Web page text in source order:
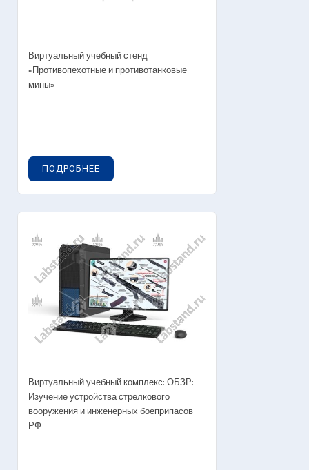
Виртуальный учебный стенд
«Противопехотные и противотанковые
мины»
ПОДРОБНЕЕ
Виртуальный учебный комплекс: ОБЗР:
Изучение устройства стрелкового
вооружения и инженерных боеприпасов
РФ